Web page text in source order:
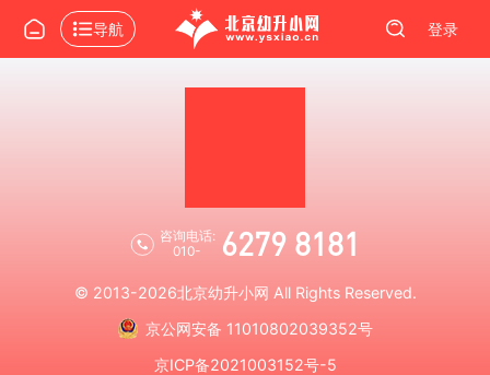
导航 登录
咨询电话:
010-
6279 8181
© 2013-2026北京幼升小网 All Rights Reserved.
京公网安备 11010802039352号
京ICP备2021003152号-5